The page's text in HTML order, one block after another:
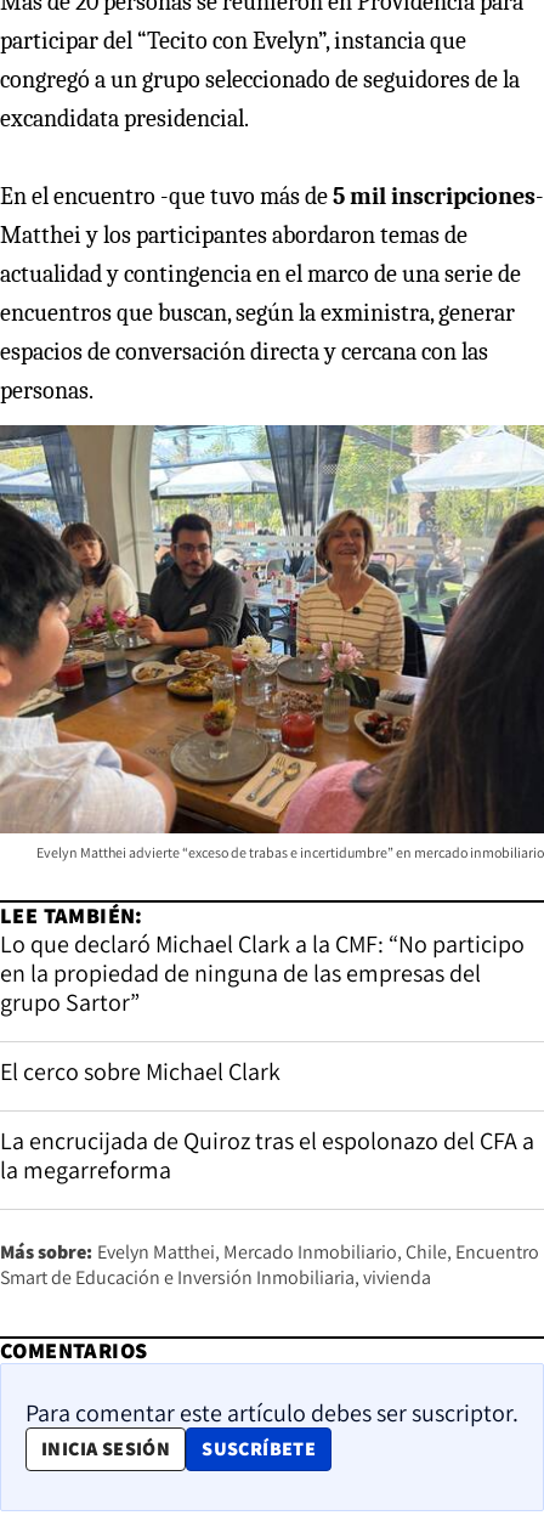
participar del “Tecito con Evelyn”, instancia que
congregó a un grupo seleccionado de seguidores de la
excandidata presidencial.
En el encuentro -que tuvo más de5 mil inscripciones-
Matthei y los participantes abordaron temas de
actualidad y contingencia en el marco de una serie de
encuentros que buscan, según la exministra, generar
espacios de conversación directa y cercana con las
personas.
Evelyn Matthei advierte “exceso de trabas e incertidumbre” en mercado inmobiliario
LEE TAMBIÉN:
Lo que declaró Michael Clark a la CMF: “No participo
en la propiedad de ninguna de las empresas del
grupo Sartor”
El cerco sobre Michael Clark
La encrucijada de Quiroz tras el espolonazo del CFA a
la megarreforma
Más sobre: Evelyn Matthei Mercado Inmobiliario Chile Encuentro
Smart de Educación e Inversión Inmobiliaria vivienda
COMENTARIOS
Para comentar este artículo debes ser suscriptor.
INICIA SESIÓN SUSCRÍBETE
OPENS IN NEW WINDOW